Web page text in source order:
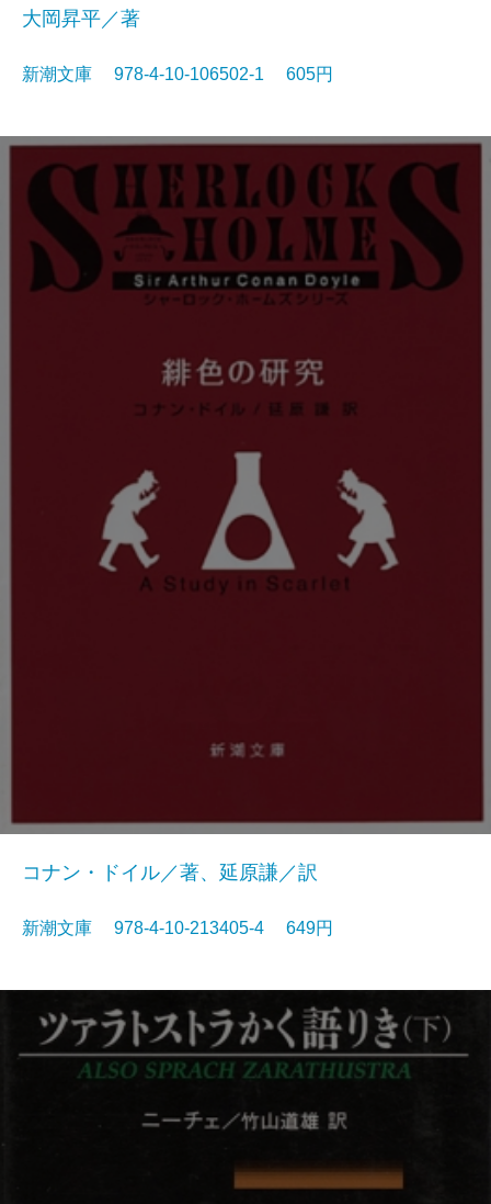
大岡昇平／著
新潮文庫 978-4-10-106502-1 605円
コナン・ドイル／著、延原謙／訳
新潮文庫 978-4-10-213405-4 649円